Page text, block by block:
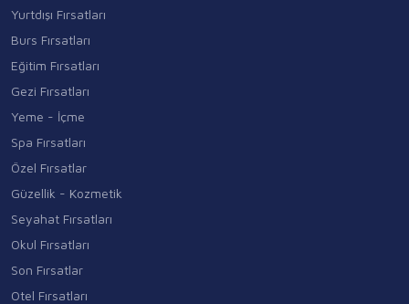
Yurtdışı Fırsatları
Burs Fırsatları
Eğitim Fırsatları
Gezi Fırsatları
Yeme - İçme
Spa Fırsatları
Özel Fırsatlar
Güzellik - Kozmetik
Seyahat Fırsatları
Okul Fırsatları
Son Fırsatlar
Otel Fırsatları